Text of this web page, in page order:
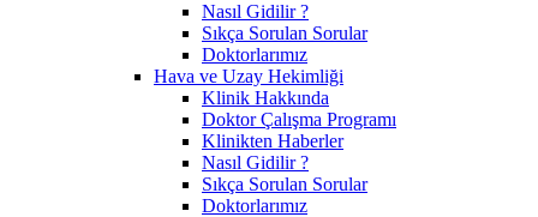
Nasıl Gidilir ?
Sıkça Sorulan Sorular
Doktorlarımız
Hava ve Uzay Hekimliği
Klinik Hakkında
Doktor Çalışma Programı
Klinikten Haberler
Nasıl Gidilir ?
Sıkça Sorulan Sorular
Doktorlarımız